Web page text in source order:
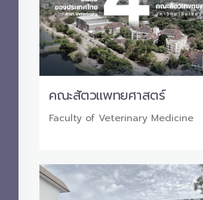
คณะสัตวแพทยศาสตร์
Faculty of Veterinary Medicine